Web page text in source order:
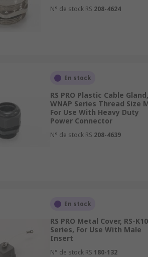
N° de stock RS 208-4624
En stock
RS PRO Plastic Cable Gland,
WNAP Series Thread Size
For Use With Heavy Duty
Power Connector
N° de stock RS 208-4639
En stock
RS PRO Metal Cover, RS-
Series, For Use With Male
Insert
N° de stock RS 180-132